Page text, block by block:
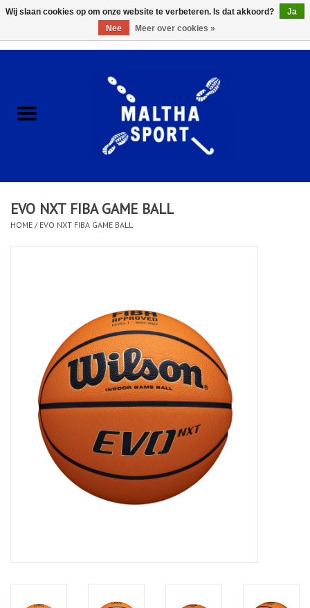
ACCESSOIRES/HARDWARE
KLEDING
CLUBSHOPS
EVO NXT FIBA GAME BALL
HOME / EVO NXT FIBA GAME BALL
Wij slaan cookies op om onze website te verbeteren. Is dat akkoord?
Ja
Nee
Meer over cookies »